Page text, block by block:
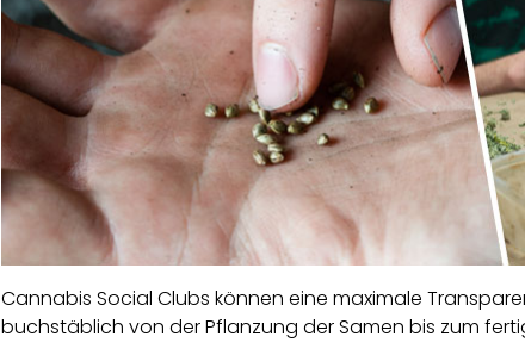
Cannabis Social Clubs können eine maximale
buchstäblich von der Pflanzung der Samen bis zum